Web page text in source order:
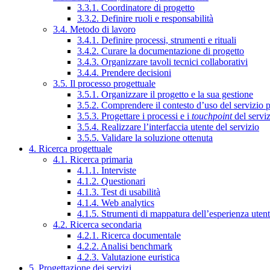
3.3.1. Coordinatore di progetto
3.3.2. Definire ruoli e responsabilità
3.4. Metodo di lavoro
3.4.1. Definire processi, strumenti e rituali
3.4.2. Curare la documentazione di progetto
3.4.3. Organizzare tavoli tecnici collaborativi
3.4.4. Prendere decisioni
3.5. Il processo progettuale
3.5.1. Organizzare il progetto e la sua gestione
3.5.2. Comprendere il contesto d’uso del servizio
3.5.3. Progettare i processi e i touchpointdel
3.5.4. Realizzare l’interfaccia utente del servizio
3.5.5. Validare la soluzione ottenuta
4. Ricerca progettuale
4.1. Ricerca primaria
4.1.1. Interviste
4.1.2. Questionari
4.1.3. Test di usabilità
4.1.4. Web analytics
4.1.5. Strumenti di mappatura dell’esperienza
4.2. Ricerca secondaria
4.2.1. Ricerca documentale
4.2.2. Analisi benchmark
4.2.3. Valutazione euristica
5. Progettazione dei servizi